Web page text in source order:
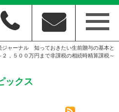
ャーナル 知っておきたい生前贈与の基本と
，５００万円まで非課税の相続時精算課税～
ックス